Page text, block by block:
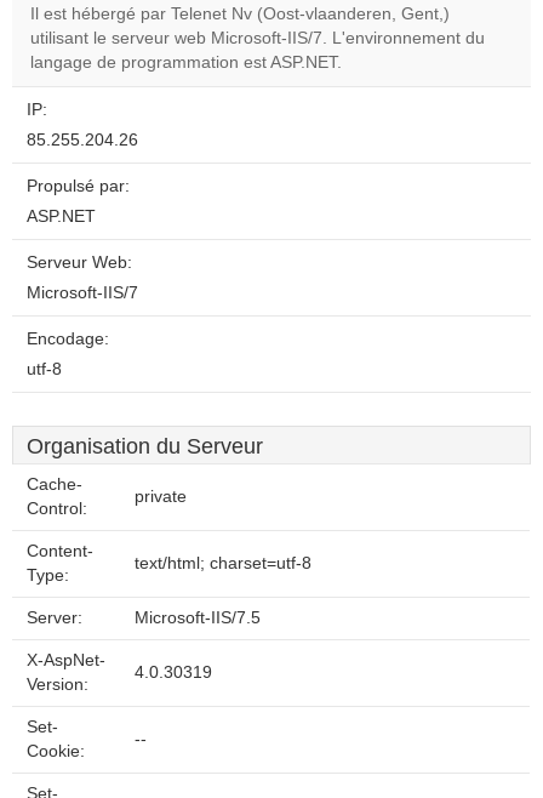
Do you
Il est hébergé par Telenet Nv (Oost-vlaanderen, Gent,)
utilisant le serveur web Microsoft-IIS/7. L'environnement du
langage de programmation est ASP.NET.
IP:
85.255.204.26
Propulsé par:
ASP.NET
Serveur Web:
Microsoft-IIS/7
Encodage:
utf-8
Organisation du Serveur
Cache-
Control:
private
Content-
Type:
text/html; charset=utf-8
Server: Microsoft-IIS/7.5
X-AspNet-
Version:
4.0.30319
Set-
Cookie:
--
Set-